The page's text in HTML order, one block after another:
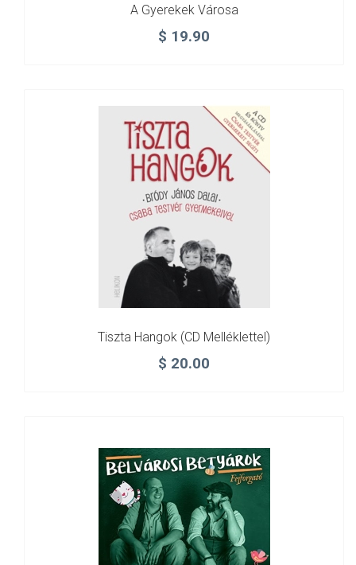
A Gyerekek Városa
$ 19.90
Tiszta Hangok (CD Melléklettel)
$ 20.00